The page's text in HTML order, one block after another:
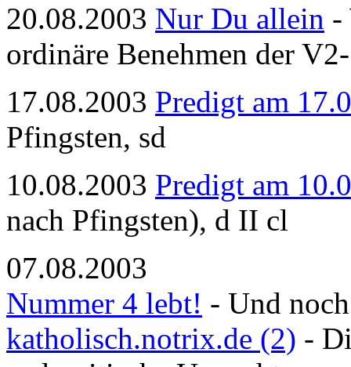
20.08.2003 Nur Du allein -
ordinäre Benehmen der
17.08.2003 Predigt am
Pfingsten, sd
10.08.2003 Predigt am
nach Pfingsten), d II cl
07.08.2003
Nummer 4 lebt! - Und
katholisch.notrix.de (2) -